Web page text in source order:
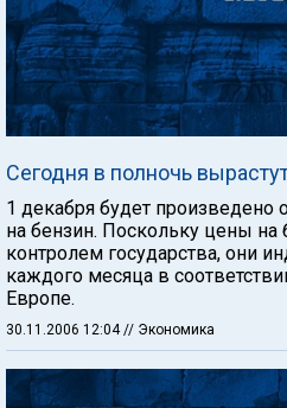
Сегодня в полночь
1 декабря будет произведено
на бензин. Поскольку цены на
контролем государства, они
каждого месяца в
Европе.
30.11.2006 12:04 // Экономика